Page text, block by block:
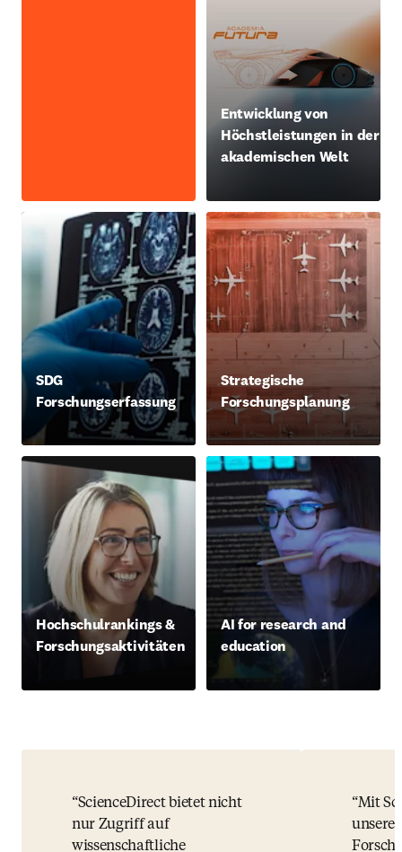
Entwicklung von
Höchstleistungen in der
akademischen Welt
opens in new tab/window
SDG
Forschungserfassung
Strategische
Forschungsplanung
Hochschulrankings &
Forschungsaktivitäten
AI for research and
education
ScienceDirect bietet nicht
nur Zugriff auf
wissenschaftliche
Mit
unsere